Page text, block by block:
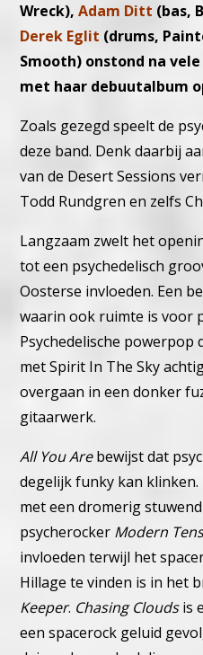
Wreck),Adam Ditt (bas,
Derek Eglit (drums,
Smooth) onstond na
met haar debuutalbum
Zoals gezegd speelt de
deze band. Denk daarbij
van de Desert Sessions
Todd Rundgren en zelfs
Langzaam zwelt het
tot een psychedelisch
Oosterse invloeden. Een
waarin ook ruimte is voor
Psychedelische powerpop
met Spirit In The Sky
overgaan in een donker
gitaarwerk.
All You Arebewijst dat
degelijk funky kan klinken.
met een dromerig
psycherocker Modern
invloeden terwijl het
Hillage te vinden is in het
Keeper. Chasing Cloudsis
een spacerock geluid